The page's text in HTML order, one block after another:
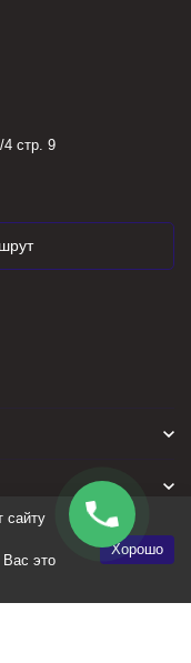
4 стр. 9
сайту
Вас это
Хорошо